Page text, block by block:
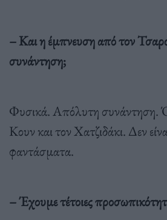
– Και η έμπνευση από τον
συνάντηση;
Φυσικά. Απόλυτη συνάντηση.
Κουν και τον Χατζιδάκι. Δεν
φαντάσματα.
– Έχουμε τέτοιες